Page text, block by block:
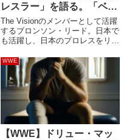
レスラー」を語る。「ベイ
ダー、ビガロ、ハンセン、
ゴディを研究してきた」
The Visionのメンバーとして活躍
するブロンソン・リード。日本で
も活躍し、日本のプロレスをリス
くを学んでいます。スーパーヘビ
ー級の体格を活かしたスタイルが
魅力のリードは、セス・ロリンズ
やブロン・ブレイカー...
WWE
【WWE】ドリュー・マッ